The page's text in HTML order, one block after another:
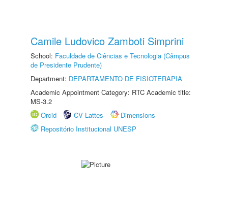
Camile Ludovico Zamboti Simprini
School: Faculdade de Ciências e Tecnologia (Câmpus
de Presidente Prudente)
Department: DEPARTAMENTO DE FISIOTERAPIA
Academic Appointment Category: RTC Academic title:
MS-3.2
Orcid
CV Lattes
Dimensions
Repositório Institucional UNESP